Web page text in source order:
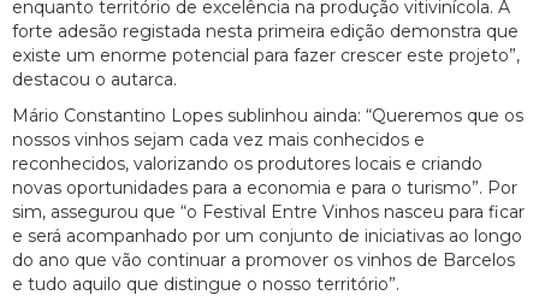
enquanto território de excelência na produção vitivinícola. A
forte adesão registada nesta primeira edição demonstra que
existe um enorme potencial para fazer crescer este projeto”,
destacou o autarca.
Mário Constantino Lopes sublinhou ainda: “Queremos que os
nossos vinhos sejam cada vez mais conhecidos e
reconhecidos, valorizando os produtores locais e criando
novas oportunidades para a economia e para o turismo”. Por
sim, assegurou que “o Festival Entre Vinhos nasceu para ficar
e será acompanhado por um conjunto de iniciativas ao longo
do ano que vão continuar a promover os vinhos de Barcelos
e tudo aquilo que distingue o nosso território”.